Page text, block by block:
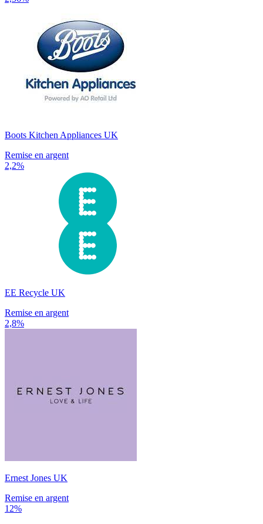
Boots Kitchen Appliances UK
Remise en argent
2,2%
EE Recycle UK
Remise en argent
2,8%
Ernest Jones UK
Remise en argent
12%